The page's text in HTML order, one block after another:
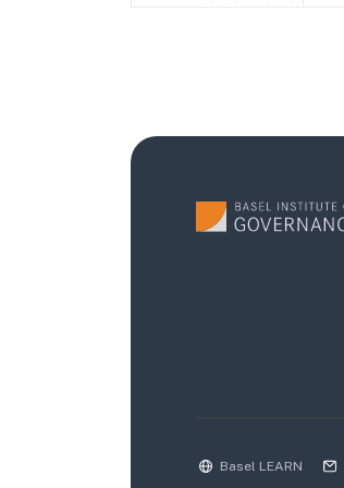
Basel LEARN